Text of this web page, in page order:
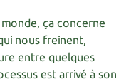
ça concerne
nous freinent,
entre quelques
est arrivé à son